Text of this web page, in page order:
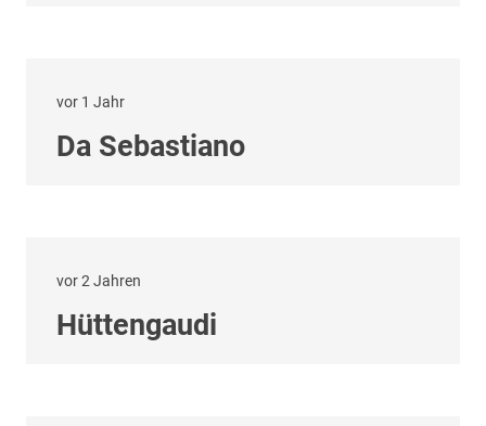
vor 1 Jahr
Da Sebastiano
vor 2 Jahren
Hüttengaudi